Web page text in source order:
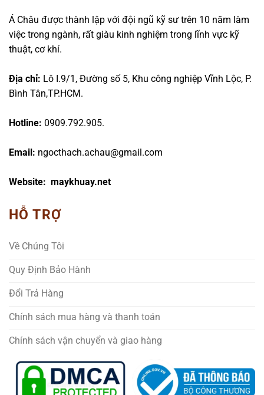
Á Châu được thành lập với đội ngũ kỹ sư trên 10 năm làm
việc trong ngành, rất giàu kinh nghiệm trong lĩnh vực kỹ
thuật, cơ khí.
Địa chỉ: Lô I.9/1, Đường số 5, Khu công nghiệp Vĩnh Lộc, P.
Bình Tân,TP.HCM.
Hotline: 0909.792.905.
Email: ngocthach.achau@gmail.com
Website: maykhuay.net
HỖ TRỢ
Về Chúng Tôi
Quy Định Bảo Hành
Đổi Trả Hàng
Chính sách mua hàng và thanh toán
Chính sách vận chuyển và giao hàng